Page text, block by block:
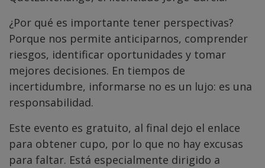
¿Por qué es importante tener perspectivas?
Porque nos permite anticiparnos, comprender
riesgos, identificar oportunidades y tomar
mejores decisiones. En tiempos de
incertidumbre, informarse no es un lujo: es una
responsabilidad.
Este evento es gratuito, al final dejo el enlace
para obtener cupo, por lo que no hay excusas
para faltar. Está especialmente dirigido a